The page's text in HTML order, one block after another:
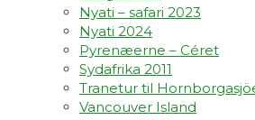
Nyati – safari 2023
Nyati 2024
Pyrenæerne – Céret
Sydafrika 2011
Tranetur til
Vancouver Island